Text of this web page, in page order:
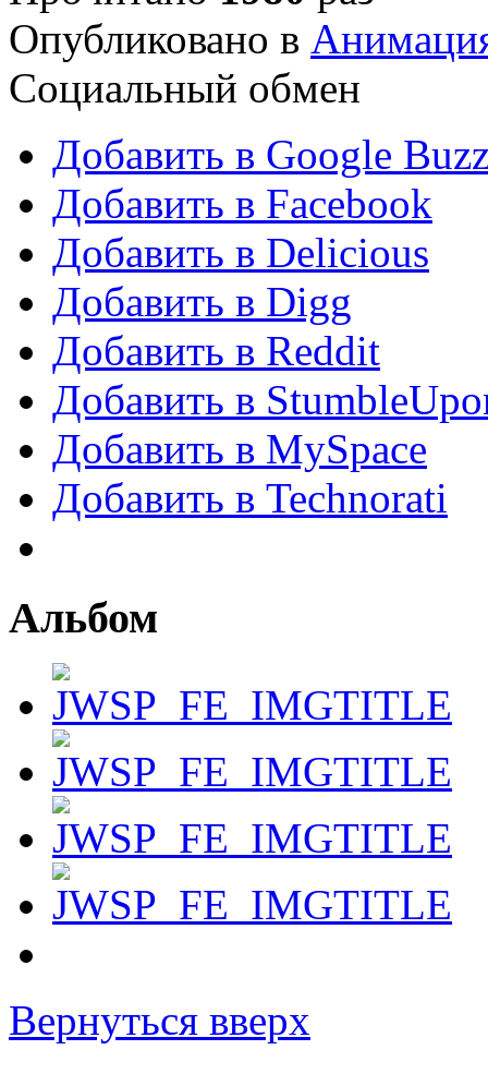
Опубликовано в
Социальный обмен
Добавить в Google
Добавить в Facebook
Добавить в Delicious
Добавить в Digg
Добавить в Reddit
Добавить в
Добавить в MySpace
Добавить в Technorati
Альбом
Вернуться вверх